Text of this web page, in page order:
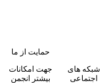
شبکه های
اجتماعی
حمایت از ما
جهت امکانات
بیشتر انجمن